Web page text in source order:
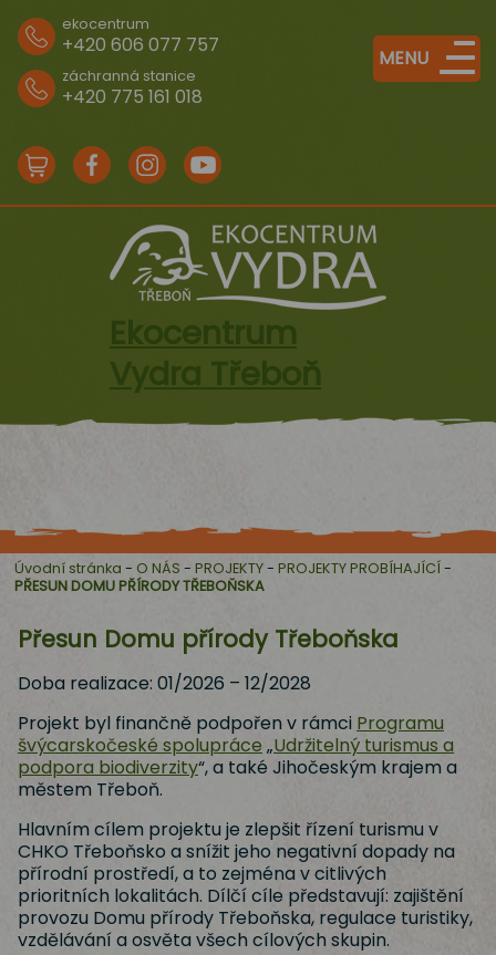
ekocentrum
+420 606 077 757
záchranná stanice
+420 775 161 018
e-
shop
FacebookInstagram
MENU
Ekocentrum
Vydra Třeboň
Úvodní stránka - O NÁS - PROJEKTY- PROJEKTY PROBÍHAJÍCÍ-
PŘESUN DOMU PŘÍRODY TŘEBOŇSKA
Přesun Domu přírody Třeboňska
Doba realizace: 01/2026 – 12/2028
Projekt byl finančně podpořen v rámci Programu
švýcarskočeské spolupráce„Udržitelný turismus a
podpora biodiverzity“, a také Jihočeským krajem a
městem Třeboň.
Hlavním cílem projektu je zlepšit řízení turismu v
CHKO Třeboňsko a snížit jeho negativní dopady na
přírodní prostředí, a to zejména v citlivých
prioritních lokalitách. Dílčí cíle představují: zajištění
provozu Domu přírody Třeboňska, regulace turistiky,
vzdělávání a osvěta všech cílových skupin.